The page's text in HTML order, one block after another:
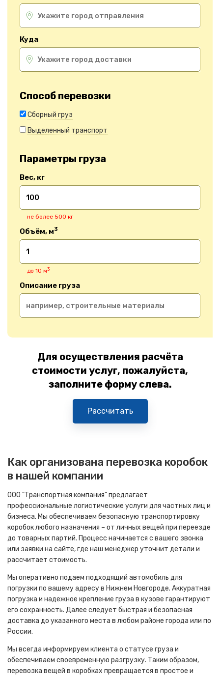
Куда
Способ перевозки
Сборный груз
Выделенный транспорт
Параметры груза
Вес, кг
не более 500 кг
Объём, м3
до 10 м3
Описание груза
Для осуществления расчёта
стоимости услуг, пожалуйста,
заполните форму слева.
Рассчитать
Как организована перевозка коробок
в нашей компании
ООО "Транспортная компания" предлагает
профессиональные логистические услуги для частных лиц и
бизнеса. Мы обеспечиваем безопасную транспортировку
коробок любого назначения – от личных вещей при переезде
до товарных партий. Процесс начинается с вашего звонка
или заявки на сайте, где наш менеджер уточнит детали и
рассчитает стоимость.
Мы оперативно подаем подходящий автомобиль для
погрузки по вашему адресу в Нижнем Новгороде. Аккуратная
погрузка и надежное крепление груза в кузове гарантируют
его сохранность. Далее следует быстрая и безопасная
доставка до указанного места в любом районе города или по
России.
Мы всегда информируем клиента о статусе груза и
обеспечиваем своевременную разгрузку. Таким образом,
перевозка вещей в коробках превращается в простое и